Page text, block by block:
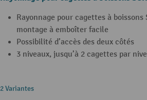
Rayonnage pour cagettes à boissons
montage à emboîter facile
Possibilité d’accès des deux côtés
3 niveaux, jusqu’à 2 cagettes par
2 Variantes